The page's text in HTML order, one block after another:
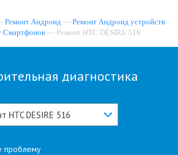
Ремонт Андроид — Ремонт Андроид устройств
Смартфонов— Ремонт HTC DESIRE 516
диагностика
HTC DESIRE 516
проблему